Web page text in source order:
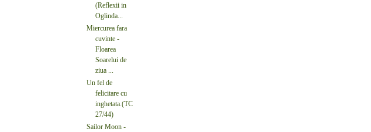
(Reflexii in
Oglinda...
Miercurea fara
cuvinte -
Floarea
Soarelui de
ziua ...
Un fel de
felicitare cu
inghetata.(TC
27/44)
Sailor Moon -